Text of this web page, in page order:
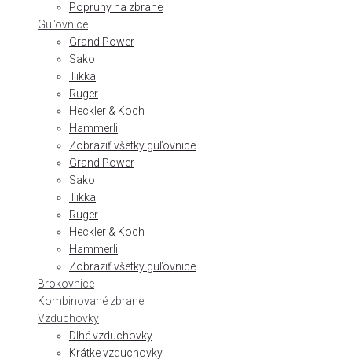
Popruhy na zbrane
Guľovnice
Grand Power
Sako
Tikka
Ruger
Heckler & Koch
Hammerli
Zobraziť všetky guľovnice
Grand Power
Sako
Tikka
Ruger
Heckler & Koch
Hammerli
Zobraziť všetky guľovnice
Brokovnice
Kombinované zbrane
Vzduchovky
Dlhé vzduchovky
Krátke vzduchovky